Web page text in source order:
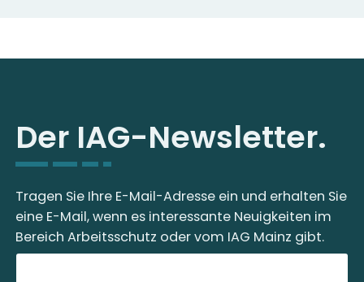
Der IAG-Newsletter.
Tragen Sie Ihre E-Mail-Adresse ein und erhalten Sie
eine E-Mail, wenn es interessante Neuigkeiten im
Bereich Arbeitsschutz oder vom IAG Mainz gibt.